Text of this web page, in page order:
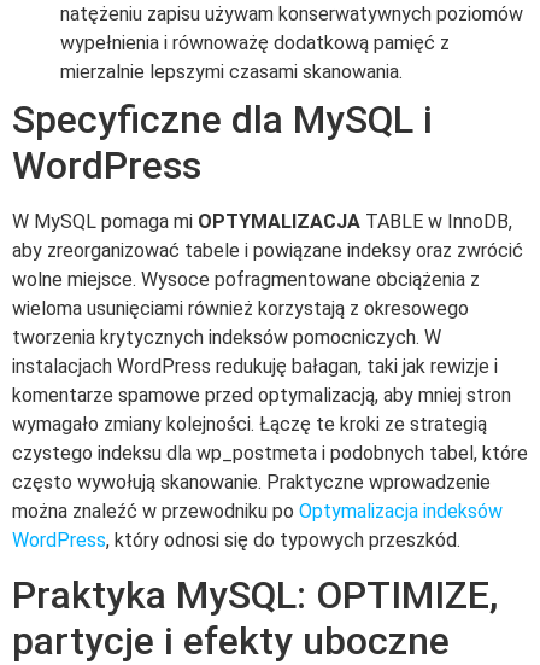
natężeniu zapisu używam konserwatywnych poziomów
wypełnienia i równoważę dodatkową pamięć z
mierzalnie lepszymi czasami skanowania.
Specyficzne dla MySQL i
WordPress
W MySQL pomaga mi OPTYMALIZACJA TABLE w InnoDB,
aby zreorganizować tabele i powiązane indeksy oraz zwrócić
wolne miejsce. Wysoce pofragmentowane obciążenia z
wieloma usunięciami również korzystają z okresowego
tworzenia krytycznych indeksów pomocniczych. W
instalacjach WordPress redukuję bałagan, taki jak rewizje i
komentarze spamowe przed optymalizacją, aby mniej stron
wymagało zmiany kolejności. Łączę te kroki ze strategią
czystego indeksu dla wp_postmeta i podobnych tabel, które
często wywołują skanowanie. Praktyczne wprowadzenie
można znaleźć w przewodniku po Optymalizacja indeksów
WordPress, który odnosi się do typowych przeszkód.
Praktyka MySQL: OPTIMIZE,
partycje i efekty uboczne